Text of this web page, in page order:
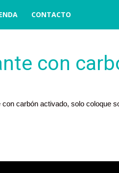
CONTACTO
con
carbón activado, solo coloque